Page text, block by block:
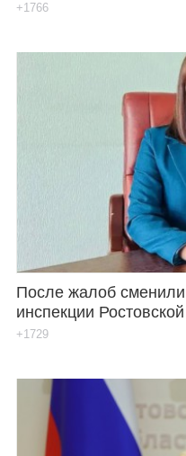
+1766
После жалоб
инспекции
+1729